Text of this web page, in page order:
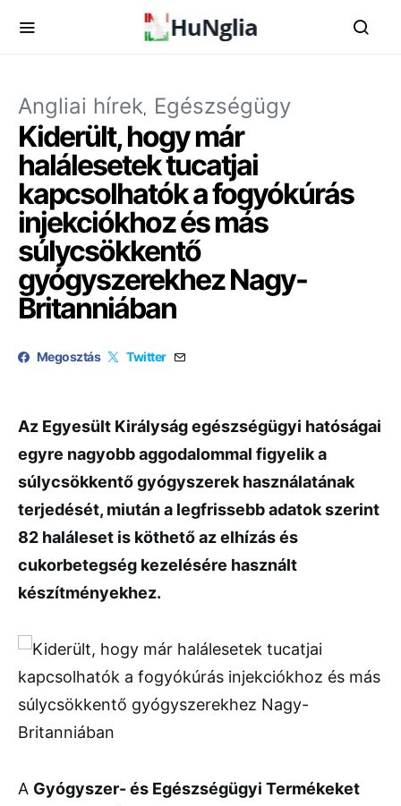
Angliai hírek Egészségügy
Kiderült, hogy már
halálesetek tucatjai
kapcsolhatók a fogyókúrás
injekciókhoz és más
súlycsökkentő
gyógyszerekhez Nagy-
Britanniában
Megosztás Twitter
Az Egyesült Királyság egészségügyi hatóságai
egyre nagyobb aggodalommal figyelik a
súlycsökkentő gyógyszerek használatának
terjedését, miután a legfrissebb adatok szerint
82 haláleset is köthető az elhízás és
cukorbetegség kezelésére használt
készítményekhez.
A Gyógyszer- és Egészségügyi Termékeket